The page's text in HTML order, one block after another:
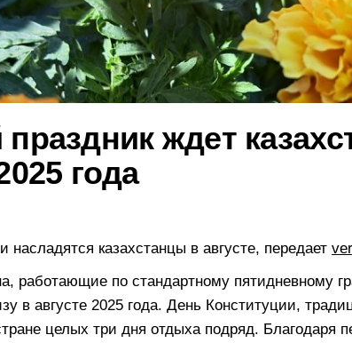
ждет
года
казахстанцы в августе, передает
работающие по стандартному пятидневному
в августе 2025 года. День Конституции,
целых три дня отдыха подряд. Благодаря